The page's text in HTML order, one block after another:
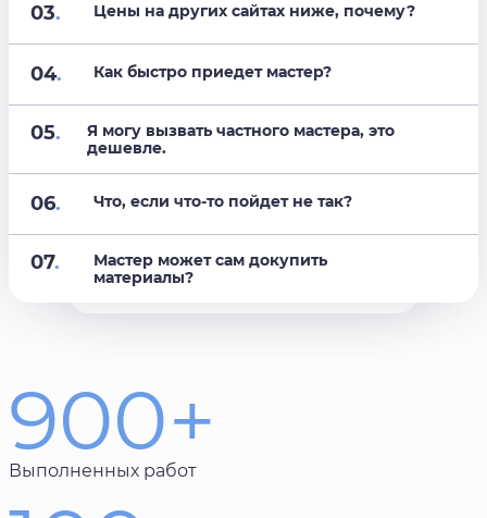
03. Цены на других сайтах ниже, почему?
04. Как быстро приедет мастер?
05.
Я могу вызвать частного мастера, это
дешевле.
06. Что, если что-то пойдет не так?
07.
Мастер может сам докупить
материалы?
900+
Выполненных работ